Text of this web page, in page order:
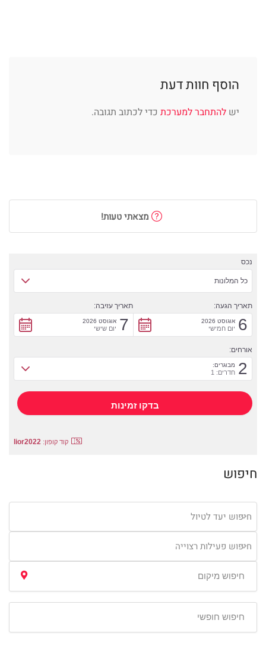
הוסף חוות דעת
יש להתחבר למערכת כדי לכתוב תגובה.
מצאתי טעות!
נכס
כל המלונות
תאריך הגעה:
6 אוגוסט 2026
יום חמישי
תאריך עזיבה:
7 אוגוסט 2026
יום שישי
אורחים:
2 מבוגרים:
חדרים: 1
קוד קופון: lior2022
חיפוש
חיפוש יעד לטיול
חיפוש פעילות רצוייה